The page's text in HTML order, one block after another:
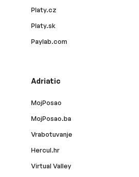
Platy.cz
Platy.sk
Paylab.com
Adriatic
MojPosao
MojPosao.ba
Vrabotuvanje
Hercul.hr
Virtual Valley